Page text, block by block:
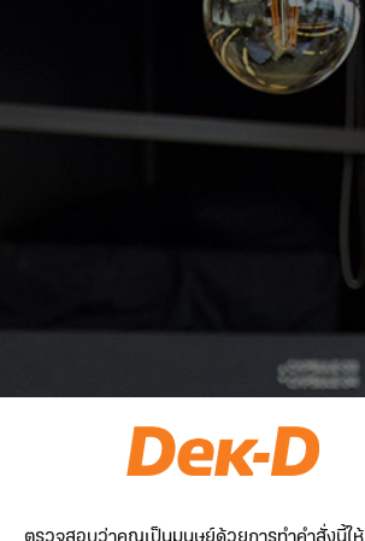
ตรวจสอบว่าคุณเป็นมนุษย์ด้วยการทำคำสั่งนี้ให้